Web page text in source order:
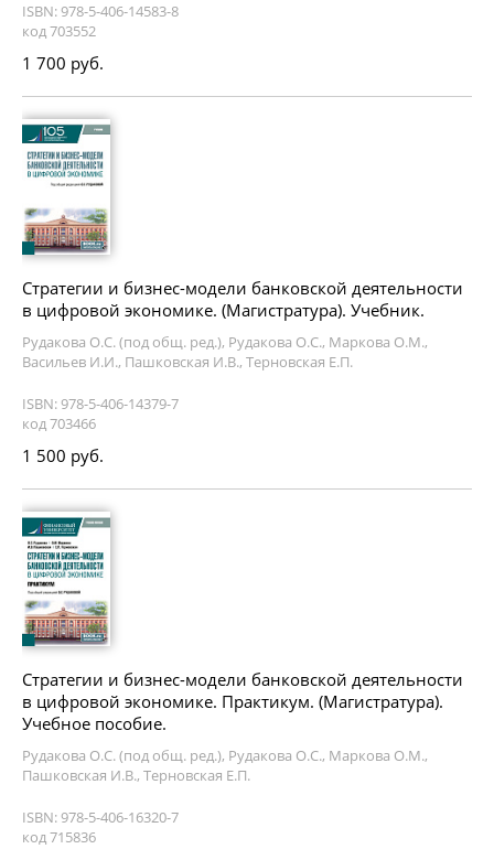
ISBN: 978-5-406-14583-8
код 703552
1 700 руб.
Стратегии и бизнес-модели банковской деятельности
в цифровой экономике. (Магистратура). Учебник.
Рудакова О.С. (под общ. ред.), Рудакова О.С., Маркова О.М.,
Васильев И.И., Пашковская И.В., Терновская Е.П.
ISBN: 978-5-406-14379-7
код 703466
1 500 руб.
Стратегии и бизнес-модели банковской деятельности
в цифровой экономике. Практикум. (Магистратура).
Учебное пособие.
Рудакова О.С. (под общ. ред.), Рудакова О.С., Маркова О.М.,
Пашковская И.В., Терновская Е.П.
ISBN: 978-5-406-16320-7
код 715836